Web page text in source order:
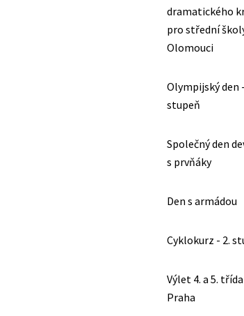
dramatického
pro střední
Olomouci
Olympijský den
stupeň
Společný den
s prvňáky
Den s armádou
Cyklokurz - 2.
Výlet 4. a 5.
Praha